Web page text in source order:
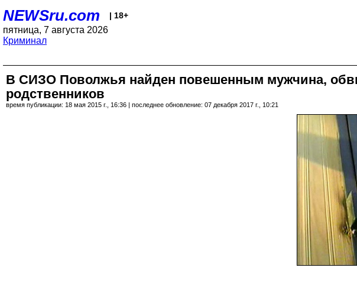
NEWSru.com | 18+
пятница, 7 августа 2026
Криминал
В СИЗО Поволжья найден повешенным мужчина,
родственников
время публикации: 18 мая 2015 г., 16:36 | последнее обновление: 07 декабря 2017 г., 10:21